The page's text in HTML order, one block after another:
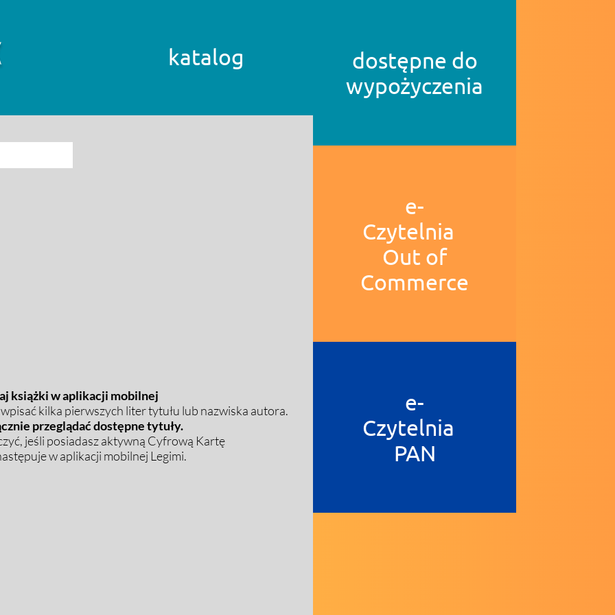
katalog
książki w aplikacji mobilnej
kilka pierwszych liter tytułu lub nazwiska autora.
przeglądać dostępne tytuły.
jeśli posiadasz aktywną Cyfrową Kartę
w aplikacji mobilnej Legimi.
dostępne do
wypożyczenia
e-
Czytelnia
Out of
Commerce
e-
Czytelnia
PAN